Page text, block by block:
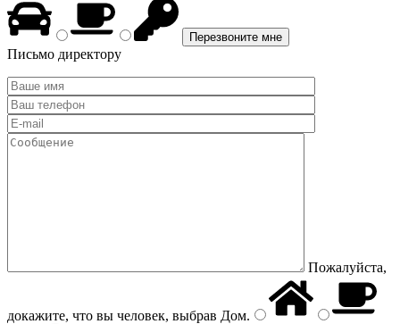
Письмо директору
Пожалуйста,
докажите, что вы человек, выбрав Дом.